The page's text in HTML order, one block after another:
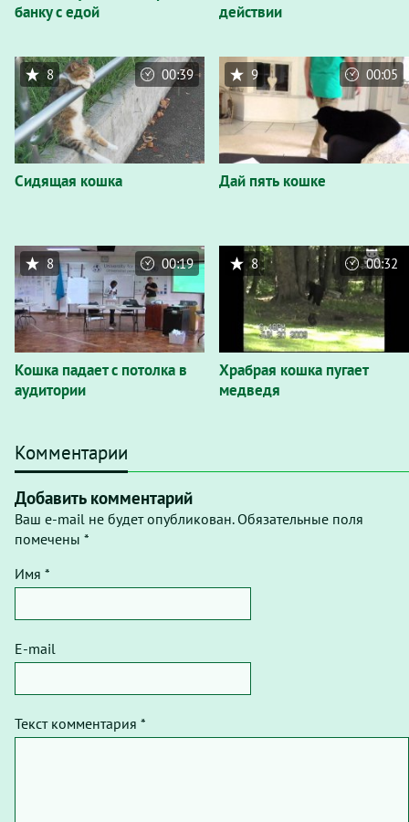
банку с едой
действии
Сидящая кошка
8 00:39
Дай пять кошке
9 00:05
Кошка падает с потолка в
аудитории
8 00:19
Храбрая кошка пугает
медведя
8 00:32
Комментарии
Добавить комментарий
Ваш e-mail не будет опубликован. Обязательные поля
помечены *
Имя *
E-mail
Текст комментария *